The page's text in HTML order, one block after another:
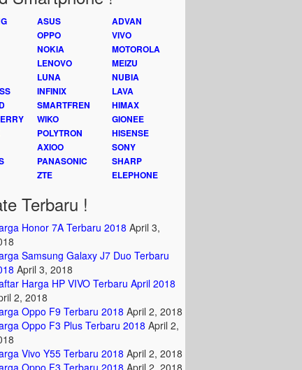
ASUS
ADVAN
OPPO
VIVO
NOKIA
MOTOROLA
LENOVO
MEIZU
LUNA
NUBIA
INFINIX
LAVA
SMARTFREN
HIMAX
WIKO
GIONEE
POLYTRON
HISENSE
AXIOO
SONY
PANASONIC
SHARP
ZTE ELEPHONE
Terbaru !
Honor 7A Terbaru 2018 April 3,
Samsung Galaxy J7 Duo Terbaru
April 3, 2018
Harga HP VIVO Terbaru April 2018
2, 2018
Oppo F9 Terbaru 2018 April 2, 2018
Oppo F3 Plus Terbaru 2018 April 2,
Vivo Y55 Terbaru 2018 April 2, 2018
Oppo F3 Terbaru 2018 April 2, 2018